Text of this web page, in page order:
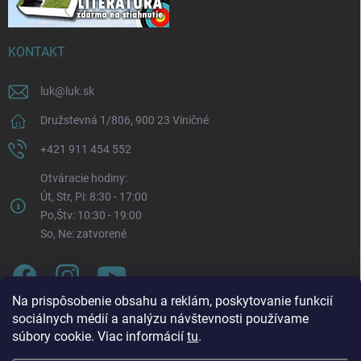
Na prispôsobenie obsahu a reklám, poskytovanie funkcií
sociálnych médií a analýzu návštevnosti používame
súbory cookie. Viac informácií tu.
KONTAKT
luk@ luk.sk
Družstevná 1/806, 900 23 Viničné
+421 911 454 552
Otváracie hodiny:
Út, Str, Pi: 8:30 - 17:00
Po,Štv: 10:30 - 19:00
So, Ne: zatvorené